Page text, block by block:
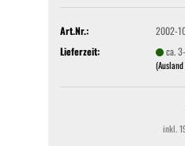
Art.Nr.:
2002-
Lieferzeit:
ca.
inkl.